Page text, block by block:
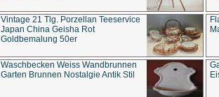
Vintage 21 Tlg. Porzellan Teeservice
Japan China Geisha Rot
Goldbemalung 50er
Waschbecken Weiss Wandbrunnen
Garten Brunnen Nostalgie Antik Stil